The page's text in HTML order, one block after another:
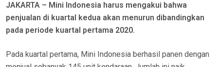
JAKARTA – Mini Indonesia harus mengakui bahwa
penjualan di kuartal kedua akan menurun dibandingkan
pada periode kuartal pertama 2020.
Pada kuartal pertama, Mini Indonesia berhasil panen dengan